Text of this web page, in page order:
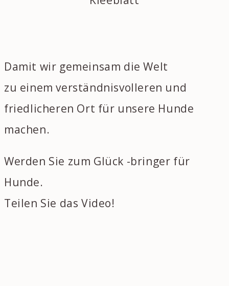
Damit wir gemeinsam die Welt
zu einem verständnisvolleren und
friedlicheren Ort für unsere Hunde
machen.
Werden Sie zum Glück -bringer für
Hunde.
Teilen Sie das Video!